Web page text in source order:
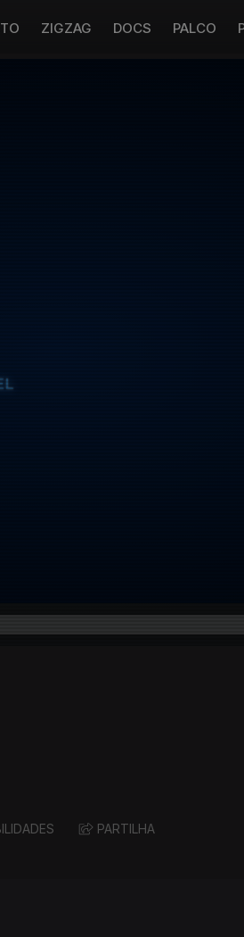
ZIGZAG DOCS PALCO
PARTILHA